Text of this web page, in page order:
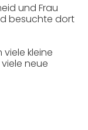
und Frau
besuchte dort
kleine
neue